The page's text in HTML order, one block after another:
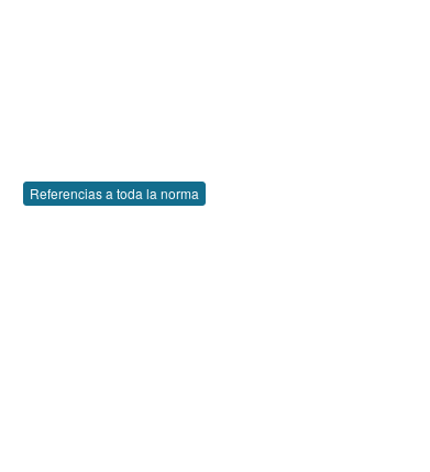
Referencias a toda la norma